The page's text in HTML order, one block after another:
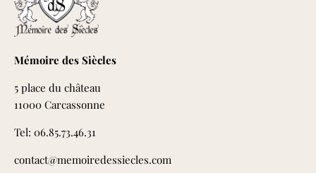
Mémoire des Siècles
5 place du château
11000 Carcassonne
Tel: 06.85.73.46.31
contact@memoiredessiecles.com